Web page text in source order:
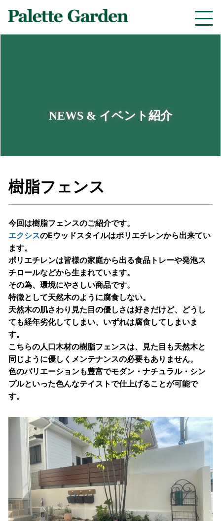
NEWS & イベント紹介
樹脂フェンス
今回は樹脂フェンスのご紹介です。
エクシスのEウッドスタイルはポリエチレンから出来てい
ます。
ポリエチレンは皆様の家庭から出る食品トレーや発泡ス
チロールなどから生まれています。
その為、環境にやさしい商品です。
特徴として天然木のように腐食しない。
天然木の肌さわり見た目の優しさは好きだけど、どうし
ても経年劣化してしまい、いずれは腐食してしまいま
す。
こちらの人口木材の樹脂フェンスは、見た目も天然木と
同じように優しくメンテナンスの必要もありません。
色のバリエーションも豊富でモダン・ナチュラル・シン
プルといった色んなテイストで仕上げることが可能で
す。